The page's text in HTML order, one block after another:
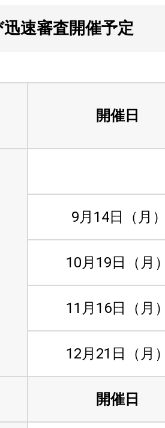
迅速審査開催予定
開催日
9月14日（月
10月19日（月
11月16日（月
12月21日（月
開催日